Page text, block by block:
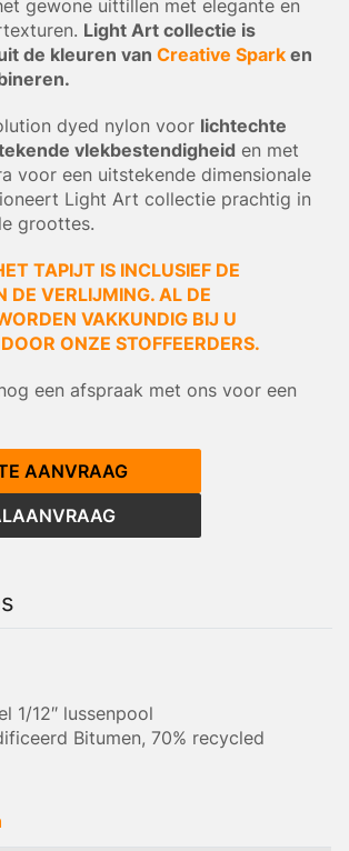
gewone uittillen met elegante en
Light Art collectie is
de kleuren van Creative Spark en
dyed nylon voor lichtechte
vlekbestendigheid en met
voor een uitstekende dimensionale
Light Art collectie prachtig in
groottes.
TAPIJT IS INCLUSIEF DE
DE VERLIJMING. AL DE
VAKKUNDIG BIJ U
ONZE STOFFEERDERS.
een afspraak met ons voor een
AANVRAAG
1/12″ lussenpool
Bitumen, 70% recycled